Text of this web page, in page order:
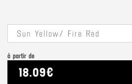
Sun Yellow/ Fire Red
à partir de
18.09€